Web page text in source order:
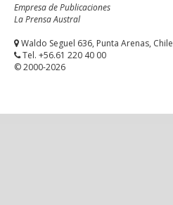
Empresa de Publicaciones
La Prensa Austral
Waldo Seguel 636, Punta Arenas, Chile
Tel. +56.61 220 40 00
© 2000-2026